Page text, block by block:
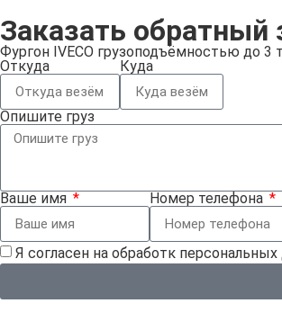
Заказать обратный
Фургон IVECO грузоподъёмностью до
Откуда
Куда
Опишите груз
Ваше имя Номер телефона
Я согласен на обработк